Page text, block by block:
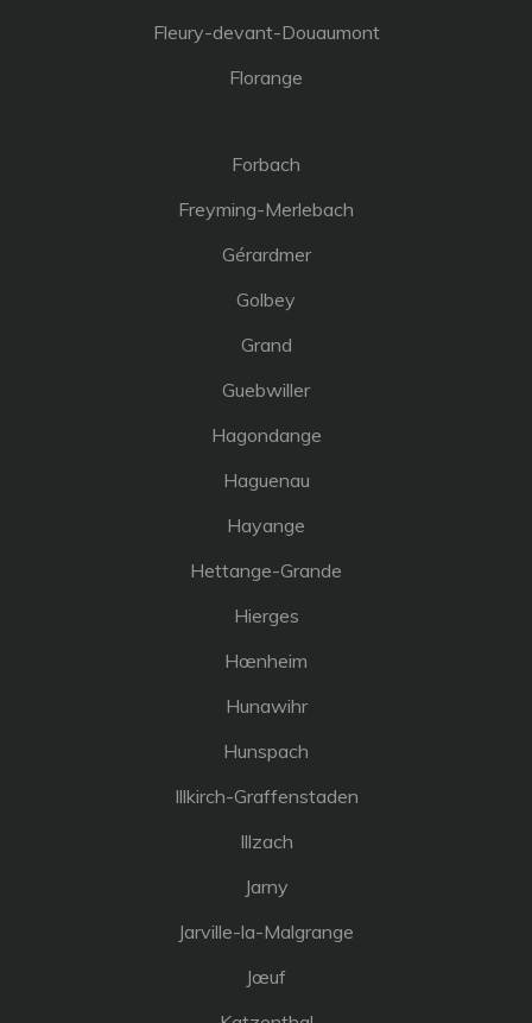
Fleury-devant-Douaumont
Florange
Forbach
Freyming-Merlebach
Gérardmer
Golbey
Grand
Guebwiller
Hagondange
Haguenau
Hayange
Hettange-Grande
Hierges
Hœnheim
Hunawihr
Hunspach
Illkirch-Graffenstaden
Illzach
Jarny
Jarville-la-Malgrange
Jœuf